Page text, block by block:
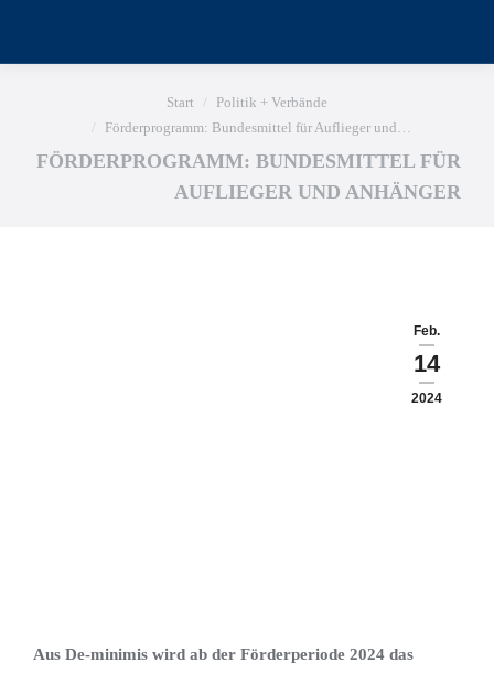
Sie befinden sich hier:
Start
Politik + Verbände
Förderprogramm: Bundesmittel für Auflieger und…
FÖRDERPROGRAMM: BUNDESMITTEL FÜR
AUFLIEGER UND ANHÄNGER
Feb.
14
2024
Aus De-minimis wird ab der Förderperiode 2024 das